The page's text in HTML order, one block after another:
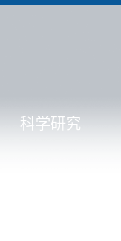
科学研究